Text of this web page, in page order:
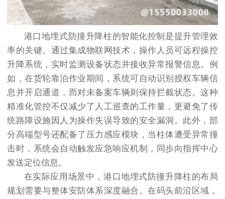
港口地埋式防撞升降柱的智能化控制是提升管理效
率的关键。通过集成物联网技术，操作人员可远程操控
升降系统，实时监测设备状态并接收异常报警信息。例
如，在货轮靠泊作业期间，系统可自动识别授权车辆信
息并开启通道，而对未备案车辆则保持拦截状态。这种
精准化管控不仅减少了人工巡查的工作量，更避免了传
统路障设施因人为操作失误导致的安全漏洞。此外，部
分高端型号还配备了压力感应模块，当柱体遭受异常撞
击时，系统会自动触发应急响应机制，同步向指挥中心
发送定位信息。
在实际应用场景中，港口地埋式防撞升降柱的布局
规划需要与整体安防体系深度融合。在码头前沿区域，